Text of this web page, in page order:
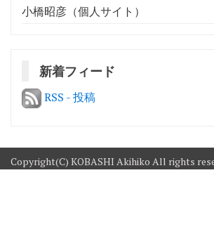
小橋昭彦（個人サイト）
新着フィード
RSS - 投稿
Copyright(C) KOBASHI Akihiko All rights